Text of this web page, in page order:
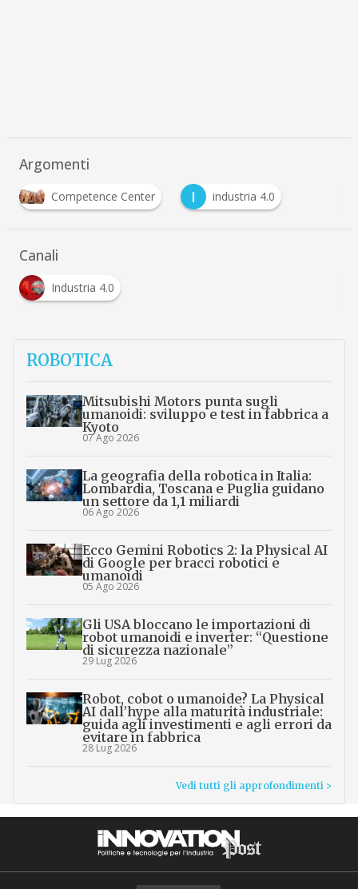
Argomenti
Competence Center I industria 4.0
Canali
Industria 4.0
ROBOTICA
Mitsubishi Motors punta sugli
umanoidi: sviluppo e test in fabbrica a
Kyoto
07 Ago 2026
La geografia della robotica in Italia:
Lombardia, Toscana e Puglia guidano
un settore da 1,1 miliardi
06 Ago 2026
Ecco Gemini Robotics 2: la Physical AI
di Google per bracci robotici e
umanoidi
05 Ago 2026
Gli USA bloccano le importazioni di
robot umanoidi e inverter: “Questione
di sicurezza nazionale”
29 Lug 2026
Robot, cobot o umanoide? La Physical
AI dall’hype alla maturità industriale:
guida agli investimenti e agli errori da
evitare in fabbrica
28 Lug 2026
Vedi tutti gli approfondimenti >